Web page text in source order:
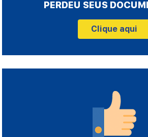
PERDEU SEUS
Clique aqui